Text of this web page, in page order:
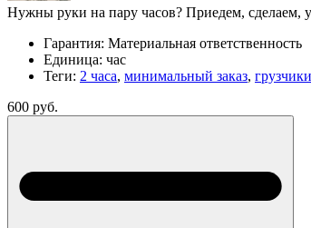
Нужны руки на пару часов? Приедем, сделаем,
Гарантия: Материальная ответственность
Единица: час
Теги: 2 часа, минимальный заказ,
600 руб.